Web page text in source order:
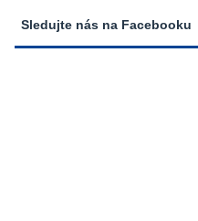
Sledujte nás na Facebooku